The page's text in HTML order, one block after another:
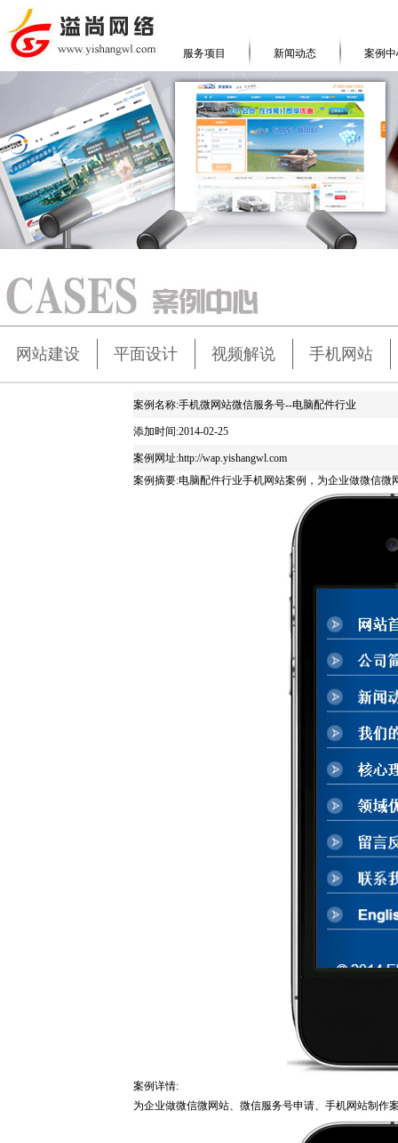
服务项目 新闻动态 案例
网站建设 平面设计 视频解说 手机网站
案例名称:手机微网站微信服务号--电脑配件行业
添加时间:2014-02-25
案例网址:http://wap.yishangwl.com
案例摘要:电脑配件行业手机网站案例，为企业做微信
案例详情:
为企业做微信微网站、微信服务号申请、手机网站制作